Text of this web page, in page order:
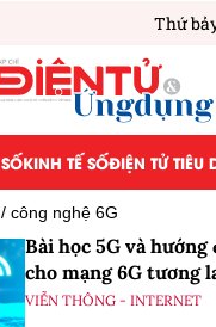
Thứ
KINH TẾ SỐĐIỆN TỬ TIÊU
công nghệ 6G
Bài học 5G và
cho mạng 6G tương
VIỄN THÔNG - INTERNET